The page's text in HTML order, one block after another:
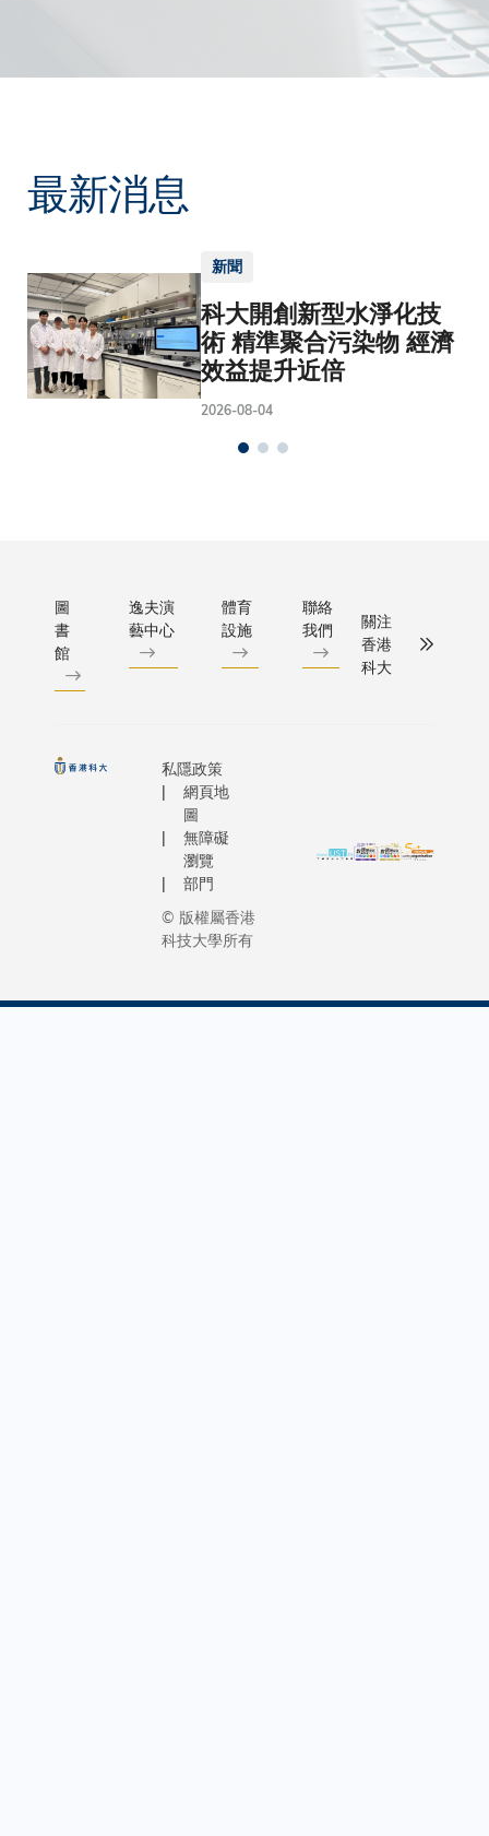
最新消息
新聞
科大開創新型水淨化技
術 精準聚合污染物 經濟
效益提升近倍
2026-08-04
圖
書
館
逸夫演
藝中心
體育
設施
聯絡
我們
關注
香港
科大
私隱政策
網頁地
圖
無障礙
瀏覽
部門
© 版權屬香港
科技大學所有